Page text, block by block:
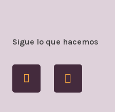
Sigue lo que hacemos